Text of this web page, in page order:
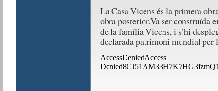
La Casa Vicens és la primera
obra posterior.Va ser construïda
de la família Vicens, i s’hi
declarada patrimoni mundial per